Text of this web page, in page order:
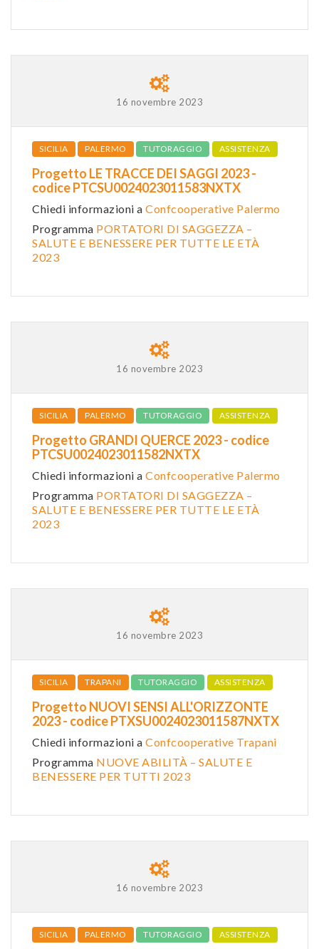
16 novembre 2023
SICILIA PALERMO TUTORAGGIO ASSISTENZA
Progetto LE TRACCE DEI SAGGI 2023 -
codice PTCSU0024023011583NXTX
Chiedi informazioni a Confcooperative Palermo
Programma PORTATORI DI SAGGEZZA –
SALUTE E BENESSERE PER TUTTE LE ETÀ
2023
16 novembre 2023
SICILIA PALERMO TUTORAGGIO ASSISTENZA
Progetto GRANDI QUERCE 2023 - codice
PTCSU0024023011582NXTX
Chiedi informazioni a Confcooperative Palermo
Programma PORTATORI DI SAGGEZZA –
SALUTE E BENESSERE PER TUTTE LE ETÀ
2023
16 novembre 2023
SICILIA TRAPANI TUTORAGGIO ASSISTENZA
Progetto NUOVI SENSI ALL'ORIZZONTE
2023 - codice PTXSU0024023011587NXTX
Chiedi informazioni a Confcooperative Trapani
Programma NUOVE ABILITÀ – SALUTE E
BENESSERE PER TUTTI 2023
16 novembre 2023
SICILIA PALERMO TUTORAGGIO ASSISTENZA